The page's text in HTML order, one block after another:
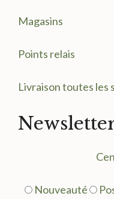
Magasins
Points relais
Livraison toutes les
Nouveauté